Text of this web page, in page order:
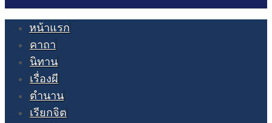
หน้าแรก
คาถา
นิทาน
เรื่องผี
ตำนาน
เรียกจิต